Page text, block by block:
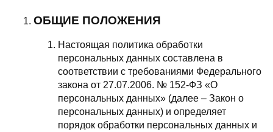
ОБЩИЕ ПОЛОЖЕНИЯ
Настоящая политика обработки
персональных данных составлена в
соответствии с требованиями Федерального
закона от 27.07.2006. № 152-ФЗ «О
персональных данных» (далее – Закон о
персональных данных) и определяет
порядок обработки персональных данных и